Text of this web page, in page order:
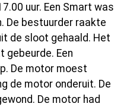
uur. Een Smart was
De bestuurder raakte
de sloot gehaald. Het
gebeurde. Een
De motor moest
de motor onderuit. De
De motor had